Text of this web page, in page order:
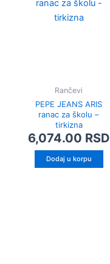
Rančevi
PEPE JEANS ARIS
ranac za školu –
tirkizna
6,074.00 RSD
Dodaj u korpu